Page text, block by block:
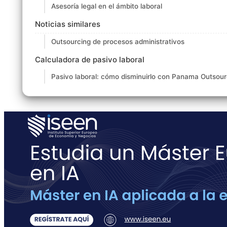
Asesoría legal en el ámbito laboral
Noticias similares
Outsourcing de procesos administrativos
Calculadora de pasivo laboral
Pasivo laboral: cómo disminuirlo con Panama